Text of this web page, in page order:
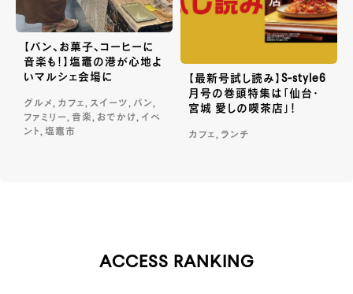
【パン、お菓子、コーヒーに
音楽も！】塩竈の港が心地よ
いマルシェ会場に
グルメ, カフェ, スイーツ, パン,
ファミリー, 音楽, おでかけ, イベ
ント, 塩竈市
【最新号試し読み】S-style6
月号の巻頭特集は「仙台・
宮城 愛しの喫茶店」！
カフェ, ランチ
ACCESS RANKING